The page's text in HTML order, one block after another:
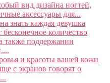
вид дизайна ногтей,
аксессуары для...
знать каждая девушка
количество
также поддержании
и красоты вашей кожи
с экранов говорят о